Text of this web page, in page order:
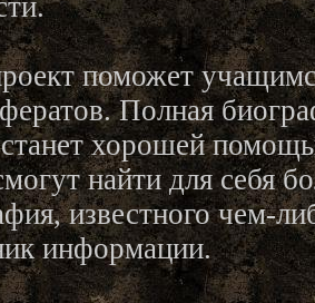
поможет
Полная
станет хорошей
найти для себя
известного чем-
информации.